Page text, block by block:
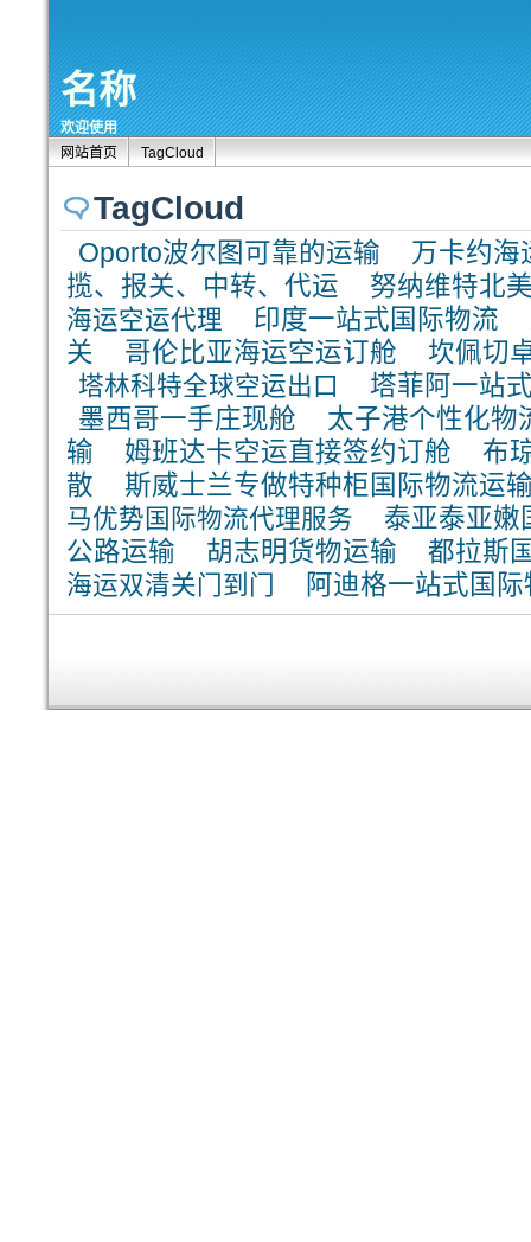
名称
欢迎使用
网站首页
TagCloud
TagCloud
Oporto波尔图可靠的运输
万卡约海
揽、报关、中转、代运
努纳维特北
海运空运代理
印度一站式国际物流
关
哥伦比亚海运空运订舱
坎佩切
塔林科特全球空运出口
塔菲阿一站
墨西哥一手庄现舱
太子港个性化物
输
姆班达卡空运直接签约订舱
布
散
斯威士兰专做特种柜国际物流运
马优势国际物流代理服务
泰亚泰亚嫩
公路运输
胡志明货物运输
都拉斯
海运双清关门到门
阿迪格一站式国际